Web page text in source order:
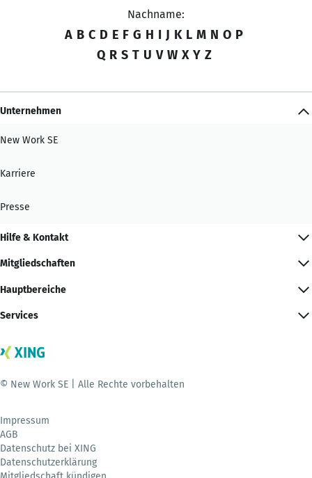
Nachname:
A B C D E F G H I J K L M N O P
Q R S T U V W X Y Z
Unternehmen
New Work SE
Karriere
Presse
Hilfe & Kontakt
Mitgliedschaften
Hauptbereiche
Services
© New Work SE | Alle Rechte vorbehalten
Impressum
AGB
Datenschutz bei XING
Datenschutzerklärung